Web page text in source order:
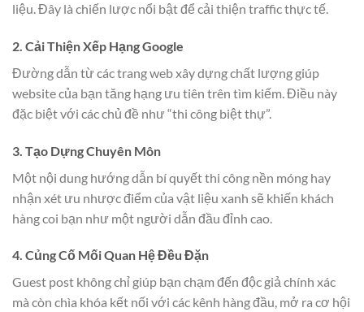
liệu. Đây là chiến lược nổi bật để cải thiện traffic thực tế.
2. Cải Thiện Xếp Hạng Google
Đường dẫn từ các trang web xây dựng chất lượng giúp
website của bạn tăng hạng ưu tiên trên tìm kiếm. Điều này
đặc biệt với các chủ đề như “thi công biệt thự”.
3. Tạo Dựng Chuyên Môn
Một nội dung hướng dẫn bí quyết thi công nền móng hay
nhận xét ưu nhược điểm của vật liệu xanh sẽ khiến khách
hàng coi bạn như một người dẫn đầu đỉnh cao.
4. Củng Cố Mối Quan Hệ Đều Đặn
Guest post không chỉ giúp bạn chạm đến độc giả chính xác
mà còn chìa khóa kết nối với các kênh hàng đầu, mở ra cơ hội